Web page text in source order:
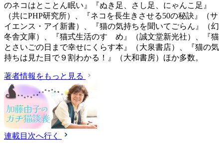
のネコはとことん眠い』『ぬき足、さし足、にゃんこ足』
（共にPHP研究所）、『ネコを長生きさせる50の秘訣』（サ
イエンス・アイ新書）、『猫の気持ちを聞いてごらん』（幻
冬舎文庫）、『猫式生活のすゝめ』（誠文堂新光社）、『猫
とさいごの日まで幸せにくらす本』（大泉書店）、『猫の気
持ちは見た目で９割わかる！』（大和書房）ほか多数。
著者情報をもっと見る
連載目次へ行く